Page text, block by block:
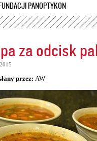
PANOPTYKON
za odcisk
przez: AW